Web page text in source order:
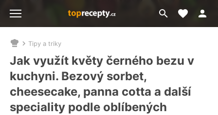
Přejít
na
Moje
Nacházíte
se
zde:
Tipy a triky
Jak využít květy černého bezu v
kuchyni. Bezový sorbet,
cheesecake, panna cotta a další
speciality podle oblíbených